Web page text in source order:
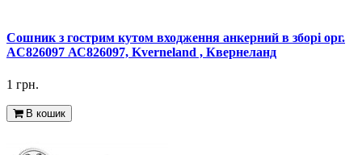
Сошник з гострим кутом входження анкерний в зборі орг.
AC826097 АС826097, Kverneland , Квернеланд
1 грн.
В кошик